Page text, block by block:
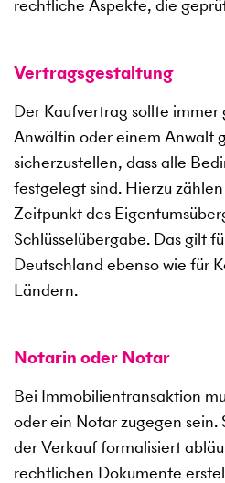
rechtliche Aspekte, die
Vertragsgestaltung
Der Kaufvertrag sollte
Anwältin oder einem Anwalt
sicherzustellen, dass alle
festgelegt sind. Hierzu
Zeitpunkt des
Schlüsselübergabe. Das gilt
Deutschland ebenso wie für
Ländern.
Notarin oder Notar
Bei Immobilientransaktion
oder ein Notar zugegen sein.
der Verkauf formalisiert
rechtlichen Dokumente